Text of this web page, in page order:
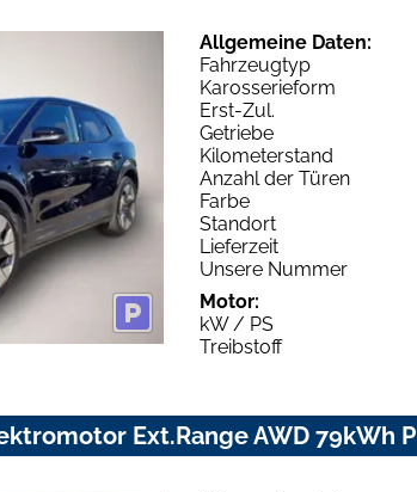
Allgemeine Daten:
Fahrzeugtyp
Karosserieform
Erst-Zul.
Getriebe
Kilometerstand
Anzahl der Türen
Farbe
Standort
Lieferzeit
Unsere Nummer
Motor:
kW / PS
Treibstoff
Ext.Range AWD 79kWh P